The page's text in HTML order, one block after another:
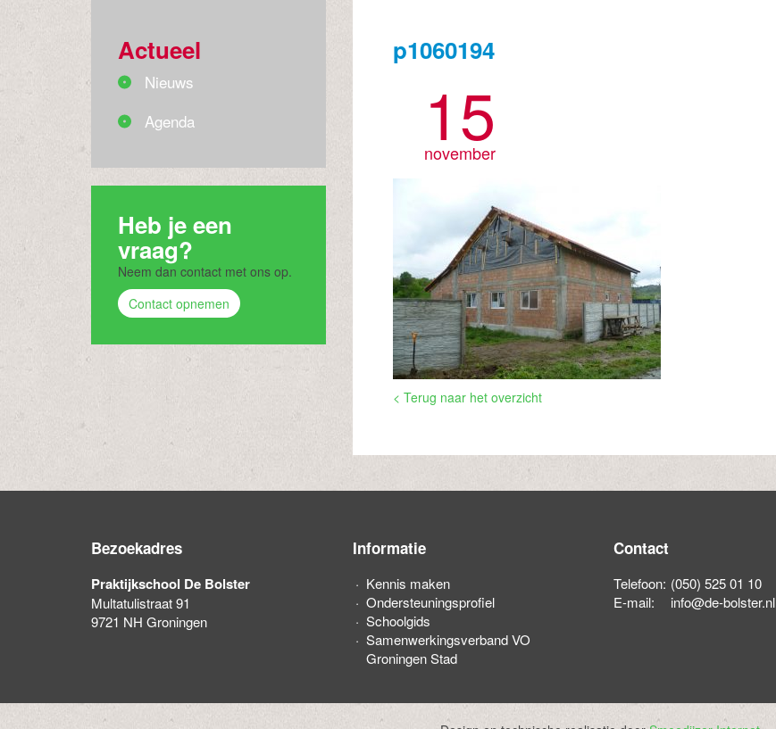
p1060194
15
november
< Terug naar het overzicht
Actueel
Nieuws
Agenda
Heb je een
vraag?
Neem dan contact met ons op.
Contact opnemen
Bezoekadres
Praktijkschool De Bolster
Multatulistraat 91
9721 NH Groningen
Informatie
Kennis maken
Ondersteuningsprofiel
Schoolgids
Samenwerkingsverband VO
Groningen Stad
Contact
Telefoon: (050) 525 01 10
E-mail:
info@de-bolster.nl